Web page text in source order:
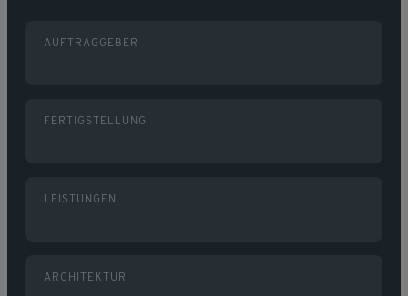
AUFTRAGGEBER
FERTIGSTELLUNG
LEISTUNGEN
ARCHITEKTUR